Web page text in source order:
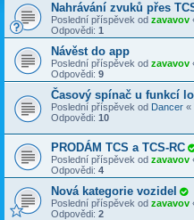
Nahrávání zvuků přes
Poslední příspěvek od zavavov
Odpovědi: 1
Návěst do app
Poslední příspěvek od zavavov
Odpovědi: 9
Časový spínač u funkcí
Poslední příspěvek od Dancer «
Odpovědi: 10
PRODÁM TCS a TCS-RC
Poslední příspěvek od zavavov
Odpovědi: 4
Nová kategorie vozidel
Poslední příspěvek od zavavov
Odpovědi: 2